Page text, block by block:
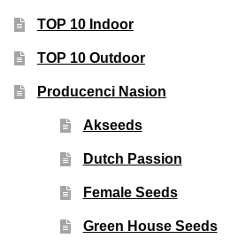
TOP 10 Indoor
TOP 10 Outdoor
Producenci Nasion
Akseeds
Dutch Passion
Female Seeds
Green House Seeds